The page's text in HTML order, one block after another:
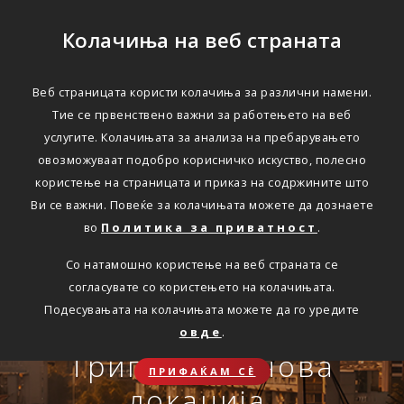
Колачиња на веб страната
Веб страницата користи колачиња за различни намени.
Тие се првенствено важни за работењето на веб
услугите. Колачињата за анализа на пребарувањето
овозможуваат подобро корисничко искуство, полесно
користење на страницата и приказ на содржините што
Ви се важни. Повеќе за колачињата можете да дознаете
во Политика за приватност .
Со натамошно користење на веб страната се
согласувате со користењето на колачињата.
Подесувањата на колачињата можете да го уредите
овде .
ПРИФАЌАМ СЀ
Триглав на нова
Сѐ ќе биде во ред
Совет, информација или инспирација за секоја животна
Онлајн пријава на
осигурен случај преку
OneID
Travel Smart и Travel
Smart Plus
Едноставно преку
интернет
АВТОМОБИЛСКА ОДГОВОРНОСТ
Oнлајн обнова на осигурување.
ЗДРАВСТВЕНО ПАТНИЧКО